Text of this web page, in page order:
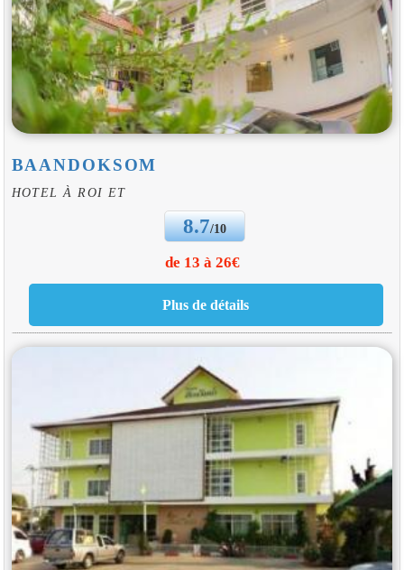
BAANDOKSOM
HOTEL À ROI ET
8.7/10
de 13 à 26€